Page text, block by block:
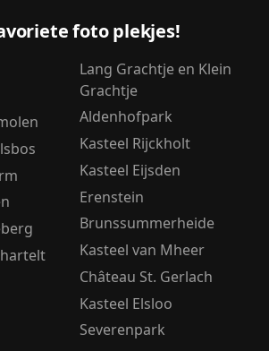
foto plekjes!
Lang Grachtje en Klein
Grachtje
Aldenhofpark
Kasteel Rijckholt
Kasteel Eijsden
Erenstein
Brunssummerheide
Kasteel van Mheer
Château St. Gerlach
Kasteel Elsloo
Severenpark